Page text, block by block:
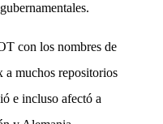
con los nombres de
a muchos repositorios
e incluso afectó a